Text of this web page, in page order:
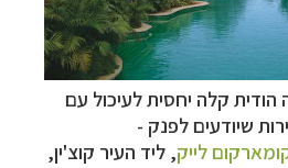
הודית קלה יחסית לעיכול עם
שיודעים לפנק -
לייק, ליד העיר קוצ'ין,